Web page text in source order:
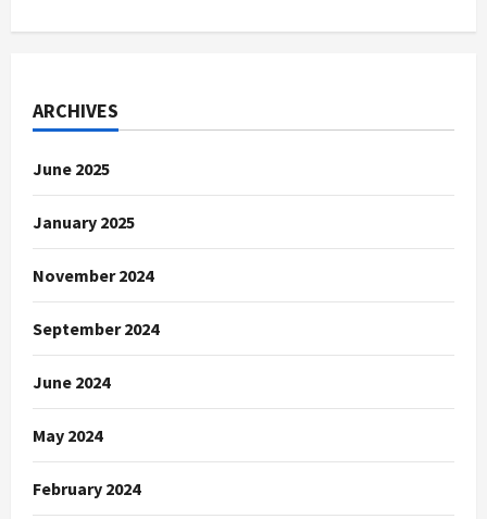
ARCHIVES
June 2025
January 2025
November 2024
September 2024
June 2024
May 2024
February 2024